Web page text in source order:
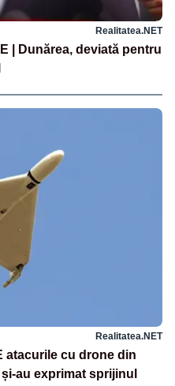
Realitatea.NET
| Dunărea, deviată pentru
Realitatea.NET
atacurile cu drone din
au exprimat sprijinul